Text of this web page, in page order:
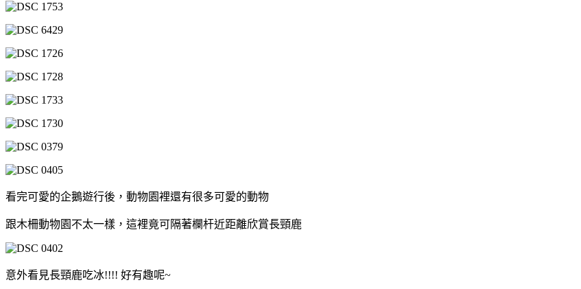
看完可愛的企鵝遊行後，動物園裡還有很多可愛的動物
跟木柵動物園不太一樣，這裡竟可隔著欄杆近距離欣賞長頸鹿
意外看見長頸鹿吃冰!!!! 好有趣呢~